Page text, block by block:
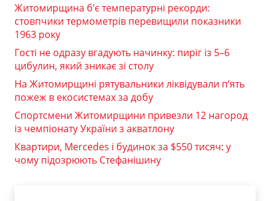
Житомирщина б’є температурні рекорди:
стовпчики термометрів перевищили показники
1963 року
Гості не одразу вгадують начинку: пиріг із 5–6
цибулин, який зникає зі столу
На Житомирщині рятувальники ліквідували п’ять
пожеж в екосистемах за добу
Спортсмени Житомирщини привезли 12 нагород
із чемпіонату України з акватлону
Квартири, Mercedes і будинок за $550 тисяч: у
чому підозрюють Стефанішину